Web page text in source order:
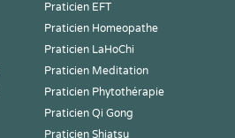
Praticien EFT
Praticien Homeopathe
Praticien LaHoChi
Praticien Meditation
Praticien Phytothérapie
Praticien Qi Gong
Praticien Shiatsu